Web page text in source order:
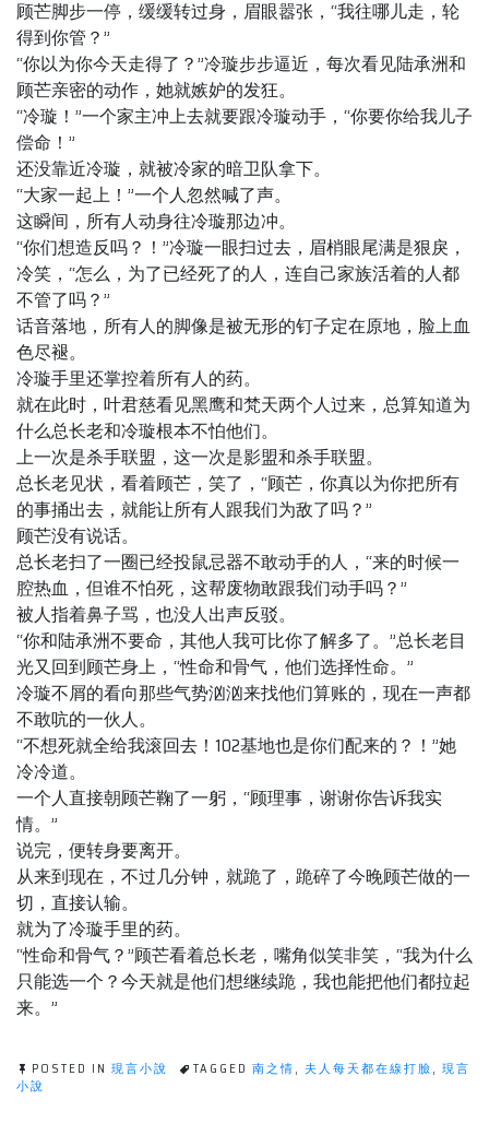
顾芒脚步一停，缓缓转过身，眉眼嚣张，“我往哪儿走，轮
得到你管？”
“你以为你今天走得了？”冷璇步步逼近，每次看见陆承洲和
顾芒亲密的动作，她就嫉妒的发狂。
“冷璇！”一个家主冲上去就要跟冷璇动手，“你要你给我儿子
偿命！”
还没靠近冷璇，就被冷家的暗卫队拿下。
“大家一起上！”一个人忽然喊了声。
这瞬间，所有人动身往冷璇那边冲。
“你们想造反吗？！”冷璇一眼扫过去，眉梢眼尾满是狠戾，
冷笑，“怎么，为了已经死了的人，连自己家族活着的人都
不管了吗？”
话音落地，所有人的脚像是被无形的钉子定在原地，脸上血
色尽褪。
冷璇手里还掌控着所有人的药。
就在此时，叶君慈看见黑鹰和梵天两个人过来，总算知道为
什么总长老和冷璇根本不怕他们。
上一次是杀手联盟，这一次是影盟和杀手联盟。
总长老见状，看着顾芒，笑了，“顾芒，你真以为你把所有
的事捅出去，就能让所有人跟我们为敌了吗？”
顾芒没有说话。
总长老扫了一圈已经投鼠忌器不敢动手的人，“来的时候一
腔热血，但谁不怕死，这帮废物敢跟我们动手吗？”
被人指着鼻子骂，也没人出声反驳。
“你和陆承洲不要命，其他人我可比你了解多了。”总长老目
光又回到顾芒身上，“性命和骨气，他们选择性命。”
冷璇不屑的看向那些气势汹汹来找他们算账的，现在一声都
不敢吭的一伙人。
“不想死就全给我滚回去！102基地也是你们配来的？！”她
冷冷道。
一个人直接朝顾芒鞠了一躬，“顾理事，谢谢你告诉我实
情。”
说完，便转身要离开。
从来到现在，不过几分钟，就跪了，跪碎了今晚顾芒做的一
切，直接认输。
就为了冷璇手里的药。
“性命和骨气？”顾芒看着总长老，嘴角似笑非笑，“我为什么
只能选一个？今天就是他们想继续跪，我也能把他们都拉起
来。”
POSTED IN 現言小說 TAGGED 南之情, 夫人每天都在線打臉, 現言
小說